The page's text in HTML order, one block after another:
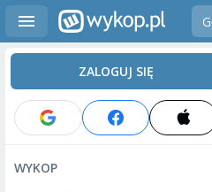
ZALOGUJ SIĘ
WYKOP